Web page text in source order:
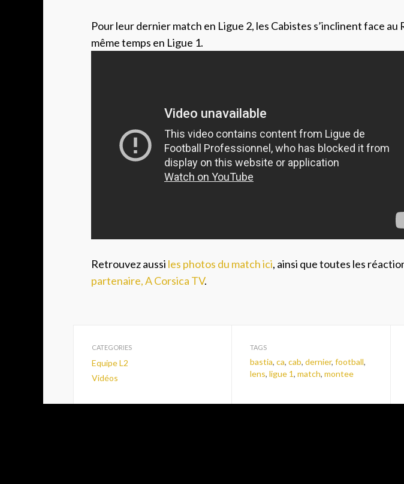
Pour leur dernier match en Ligue 2, les Cabistes s’inclinent face au
même temps en Ligue 1.
Retrouvez aussi les photos du match ici, ainsi que toutes les
partenaire, A Corsica TV.
CATEGORIES
Equipe L2
Vidéos
TAGS
bastia,ca,cab,dernier,football,
lens,ligue 1,match,montee